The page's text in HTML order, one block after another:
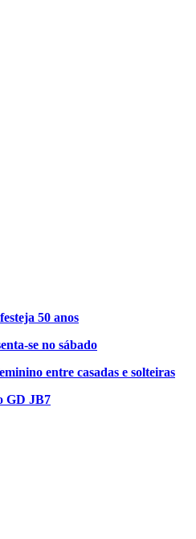
50 anos
se no sábado
entre casadas e solteiras
GD JB7